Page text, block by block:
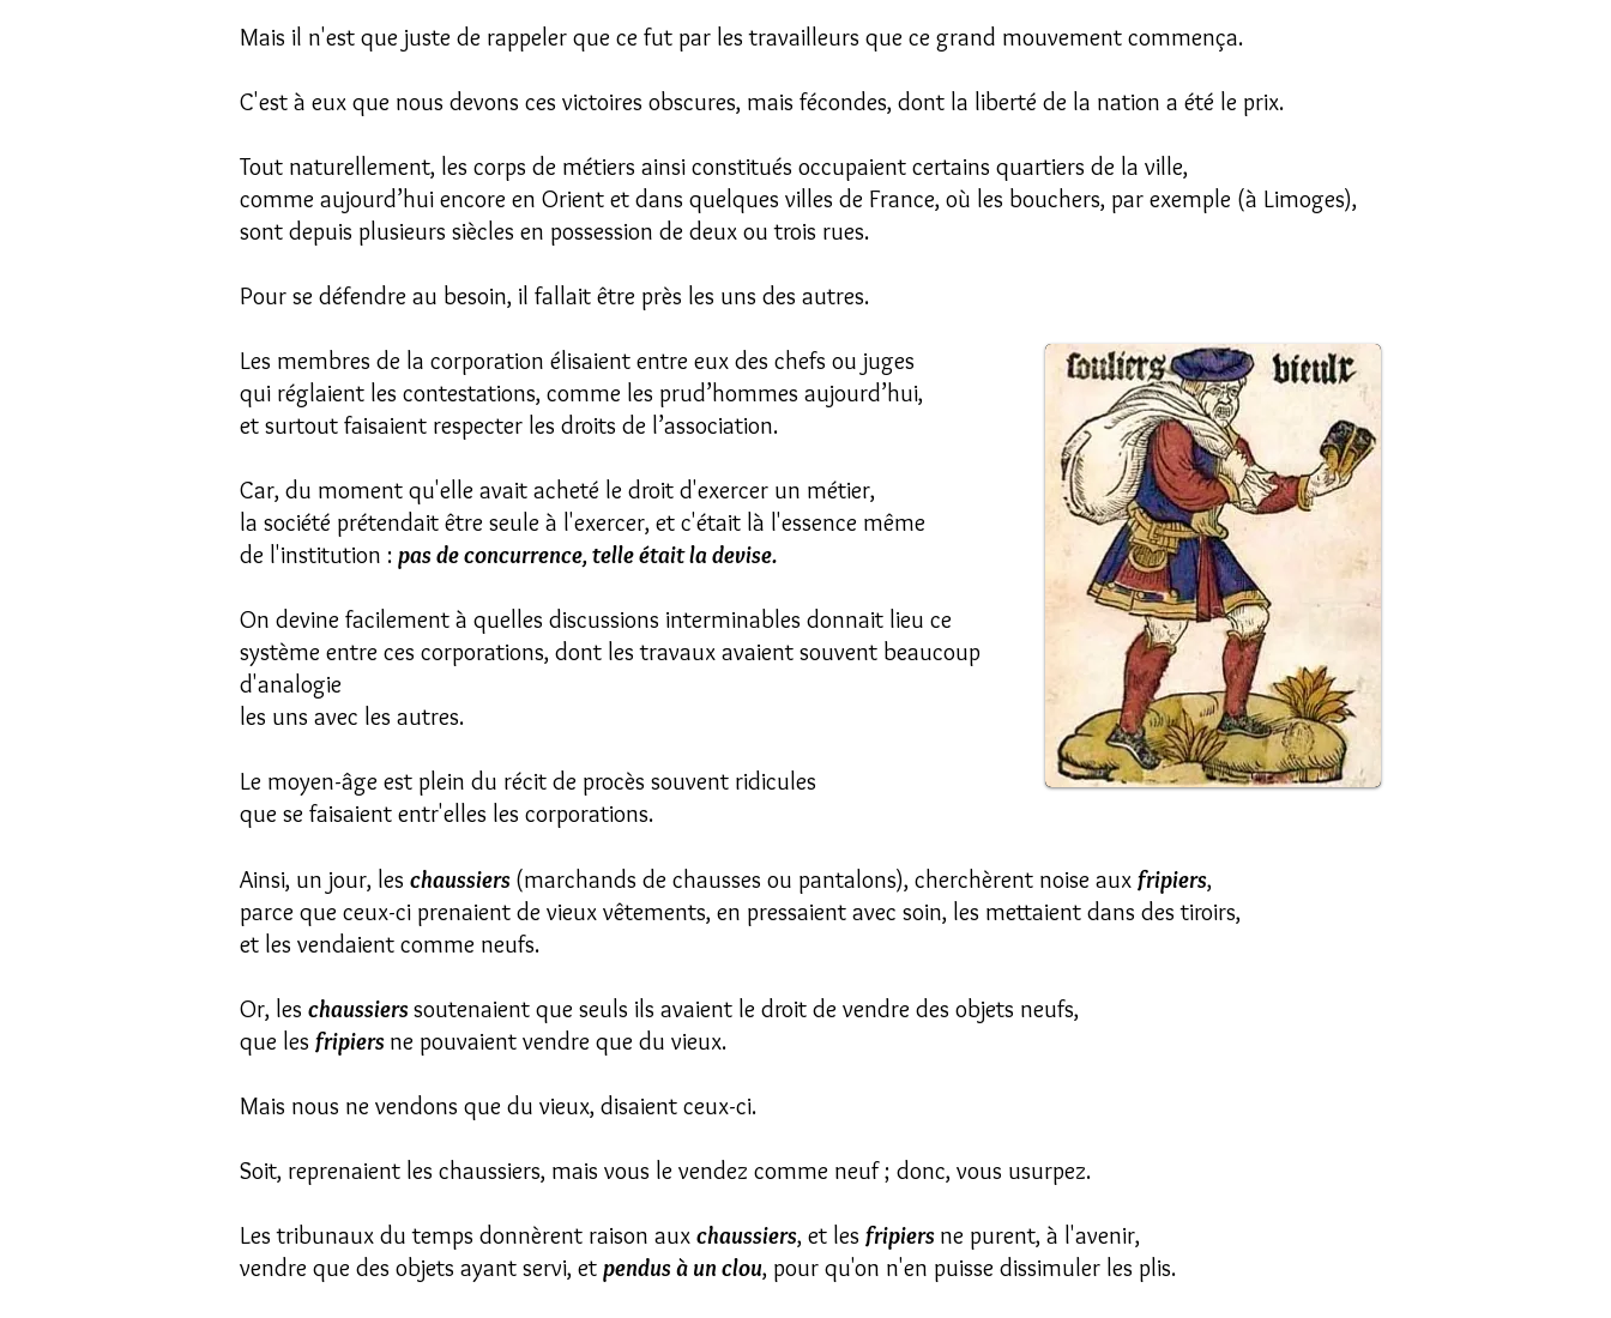
Mais il n'est que juste de rappeler que ce fut par les travailleurs que ce grand mouvement commença.
C'est à eux que nous devons ces victoires obscures, mais fécondes, dont la liberté de la nation a été le prix.
Tout naturellement, les corps de métiers ainsi constitués occupaient certains quartiers de la ville,
comme aujourd’hui encore en Orient et dans quelques villes de France, où les bouchers, par exemple (à Limoges),
sont depuis plusieurs siècles en possession de deux ou trois rues.
Pour se défendre au besoin, il fallait être près les uns des autres.
Les membres de la corporation élisaient entre eux des chefs ou juges
qui réglaient les contestations, comme les prud’hommes aujourd’hui,
et surtout faisaient respecter les droits de l’association.
Car, du moment qu'elle avait acheté le droit d'exercer un métier,
la société prétendait être seule à l'exercer, et c'était là l'essence même
de l'institution : pas de concurrence, telle était la devise.
On devine facilement à quelles discussions interminables donnait lieu ce
système entre ces corporations, dont les travaux avaient souvent beaucoup
d'analogie
les uns avec les autres.
Le moyen-âge est plein du récit de procès souvent ridicules
que se faisaient entr'elles les corporations.
Ainsi, un jour, les chaussiers (marchands de chausses ou pantalons), cherchèrent noise aux fripiers,
parce que ceux-ci prenaient de vieux vêtements, en pressaient avec soin, les mettaient dans des tiroirs,
et les vendaient comme neufs.
Or, les chaussierssoutenaient que seuls ils avaient le droit de vendre des objets neufs,
que les fripiers ne pouvaient vendre que du vieux.
Mais nous ne vendons que du vieux, disaient ceux-ci.
Soit, reprenaient les chaussiers, mais vous le vendez comme neuf ; donc, vous usurpez.
Les tribunaux du temps donnèrent raison aux chaussiers, et les fripiers ne purent, à l'avenir,
vendre que des objets ayant servi, et pendus à un clou, pour qu'on n'en puisse dissimuler les plis.